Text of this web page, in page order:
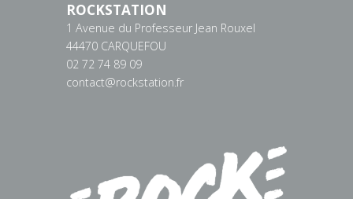
ROCKSTATION
1 Avenue du Professeur Jean Rouxel
44470 CARQUEFOU
02 72 74 89 09
contact@rockstation.fr